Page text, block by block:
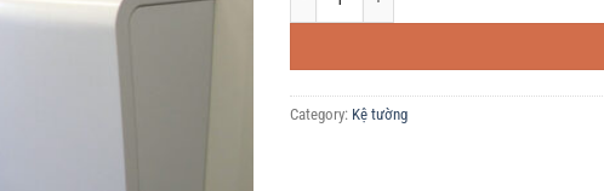
Category: Kệ tường